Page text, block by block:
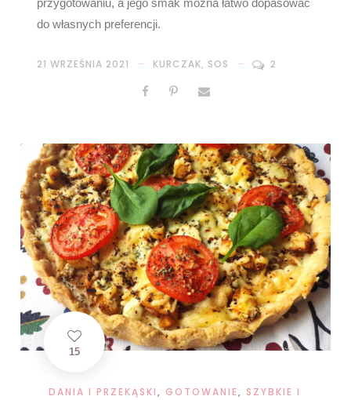
do własnych preferencji.
21 WRZEŚNIA 2021 KURCZAK, SOS 2
15
DANIA I PRZEKĄSKI, GOTOWANIE, SZYBKIE I